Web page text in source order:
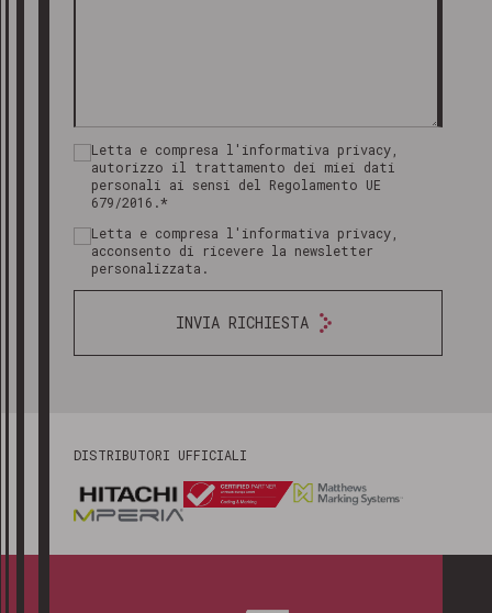
Letta e compresa l'informativa privacy,
autorizzo il trattamento dei miei dati
personali ai sensi del Regolamento UE
679/2016.*
Letta e compresa l'informativa privacy,
acconsento di ricevere la newsletter
personalizzata.
INVIA RICHIESTA
DISTRIBUTORI UFFICIALI